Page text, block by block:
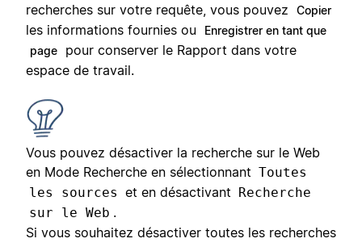
recherches sur votre requête, vous pouvez
Copier
les informations fournies ou
Enregistrer en tant que
page
pour conserver le Rapport dans votre
espace de travail.
Vous pouvez désactiver la recherche sur le Web
en Mode Recherche en sélectionnant Toutes
les sources et en désactivant Recherche
sur le Web .
Si vous souhaitez désactiver toutes les recherches